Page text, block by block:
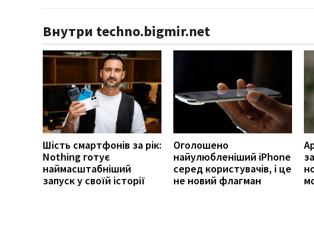
Внутри techno.bigmir.net
Шість смартфонів за рік:
Nothing готує
наймасштабніший
запуск у своїй історії
Оголошено
найулюбленіший iPhone
серед користувачів, і це
не новий флагман